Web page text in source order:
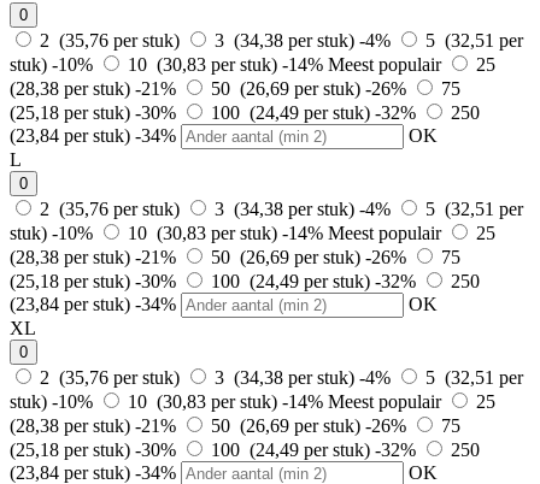
0
2 (35,76 per stuk) 3 (34,38 per stuk) -4%
5 (32,51 per
stuk) -10% 10 (30,83 per stuk) -14% Meest populair
25
(28,38 per stuk) -21% 50 (26,69 per stuk) -26%
75
(25,18 per stuk) -30% 100 (24,49 per stuk) -32%
250
(23,84 per stuk) -34%
OK
L
0
2 (35,76 per stuk) 3 (34,38 per stuk) -4%
5 (32,51 per
stuk) -10% 10 (30,83 per stuk) -14% Meest populair
25
(28,38 per stuk) -21% 50 (26,69 per stuk) -26%
75
(25,18 per stuk) -30% 100 (24,49 per stuk) -32%
250
(23,84 per stuk) -34%
OK
XL
0
2 (35,76 per stuk) 3 (34,38 per stuk) -4%
5 (32,51 per
stuk) -10% 10 (30,83 per stuk) -14% Meest populair
25
(28,38 per stuk) -21% 50 (26,69 per stuk) -26%
75
(25,18 per stuk) -30% 100 (24,49 per stuk) -32%
250
(23,84 per stuk) -34%
OK